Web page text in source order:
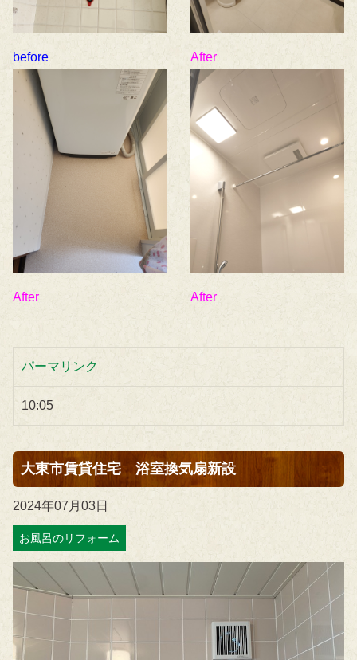
before After
After After
パーマリンク
10:05
大東市賃貸住宅 浴室換気扇新設
2024年07月03日
お風呂のリフォーム